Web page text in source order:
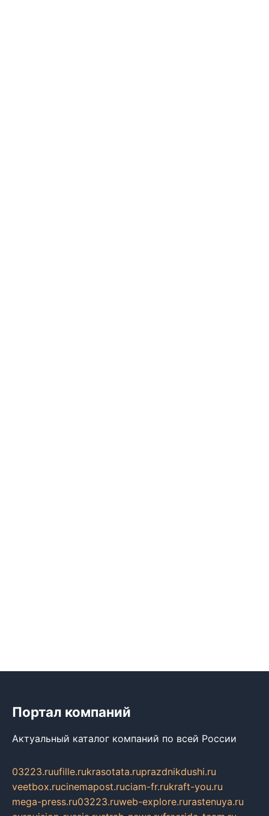
Портал компаний
Актуальный каталог компаний по всей России
03223.ruufille.rukrasotata.ruprazdnikdushi.ru
veetbox.rucinemapost.ruciam-fr.rukraft-you.ru
mega-press.ru03223.ruweb-explore.rurastenuya.ru